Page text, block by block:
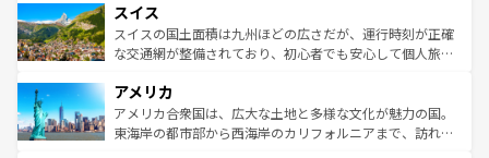
れる地方に足を運ぶとそれぞれで全く異なる文化を体験で
きるだろう。 なお、新着のフランス情報はコンテンツ一覧
を参照してほしい。
は、お酒好きな人にはぜひ体験してほしい。 なお、新着の
ドイツ情報はコンテンツ一覧を参照してほしい。
リアごとに異なる魅力がある。また、優雅なアフタヌーン
ティー、ビール好きにはたまらない英国パブ、サッカー観
戦など、本場だからこそできる体験も豊富。イギリスを旅
ンツ一覧を参照してほしい。
スイス
スイスの国土面積は九州ほどの広さだが、運行時刻が正確
な交通網が整備されており、初心者でも安心して個人旅行
の建物がそのまま残る町や、スイスならではのユニークな
博物館もあり、アルプス観光だけでなく町歩きも満喫する
ことができる。国民の所得が高いため物価も高いが、旅行
アメリカ
アメリカ合衆国は、広大な土地と多様な文化が魅力の国。
東海岸の都市部から西海岸のカリフォルニアまで、訪れる